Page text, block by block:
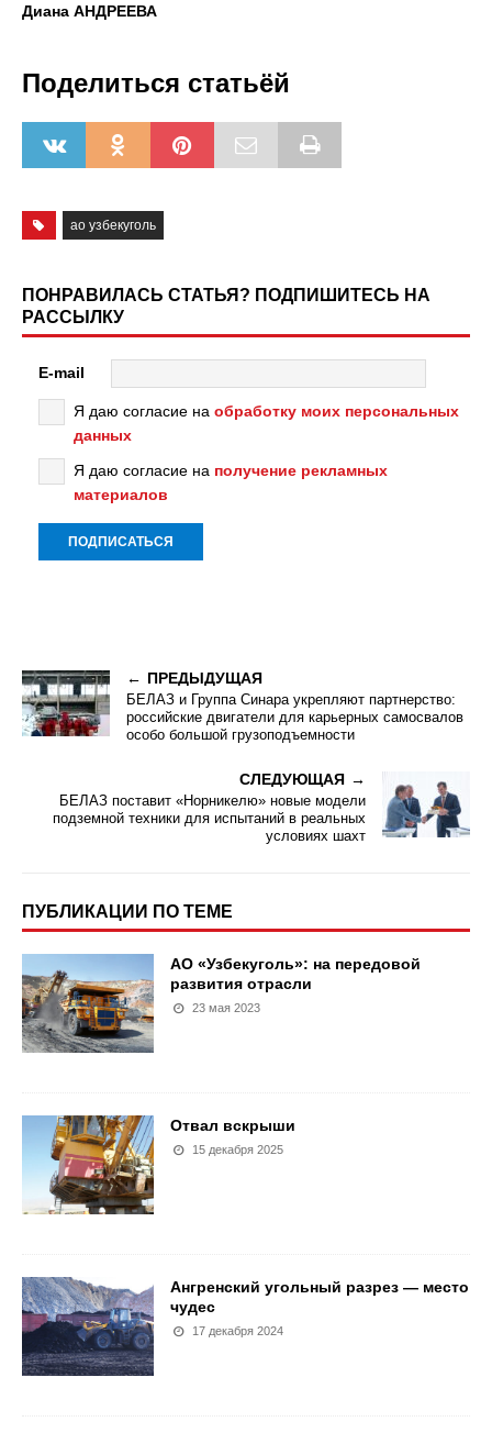
Диана АНДРЕЕВА
Поделиться статьёй
ао узбекуголь
ПОНРАВИЛАСЬ СТАТЬЯ? ПОДПИШИТЕСЬ НА
РАССЫЛКУ
E-mail
Я даю согласие на обработку моих персональных
данных
Я даю согласие на получение рекламных
материалов
ПРЕДЫДУЩАЯ
БЕЛАЗ и Группа Синара укрепляют партнерство:
российские двигатели для карьерных самосвалов
особо большой грузоподъемности
СЛЕДУЮЩАЯ
БЕЛАЗ поставит «Норникелю» новые модели
подземной техники для испытаний в реальных
условиях шахт
ПУБЛИКАЦИИ ПО ТЕМЕ
АО «Узбекуголь»: на передовой
развития отрасли
23 мая 2023
Отвал вскрыши
15 декабря 2025
Ангренский угольный разрез — место
чудес
17 декабря 2024